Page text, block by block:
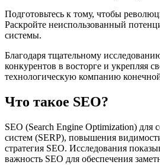
Подготовьтесь к тому, чтобы
Раскройте неиспользованный
системы.
Благодаря тщательному
конкурентов в восторге и укрепляя
технологическую компанию
Что такое SEO?
SEO (Search Engine Optimization)
систем (SERP), повышения
стратегия SEO. Исследования
важность SEO для обеспечения